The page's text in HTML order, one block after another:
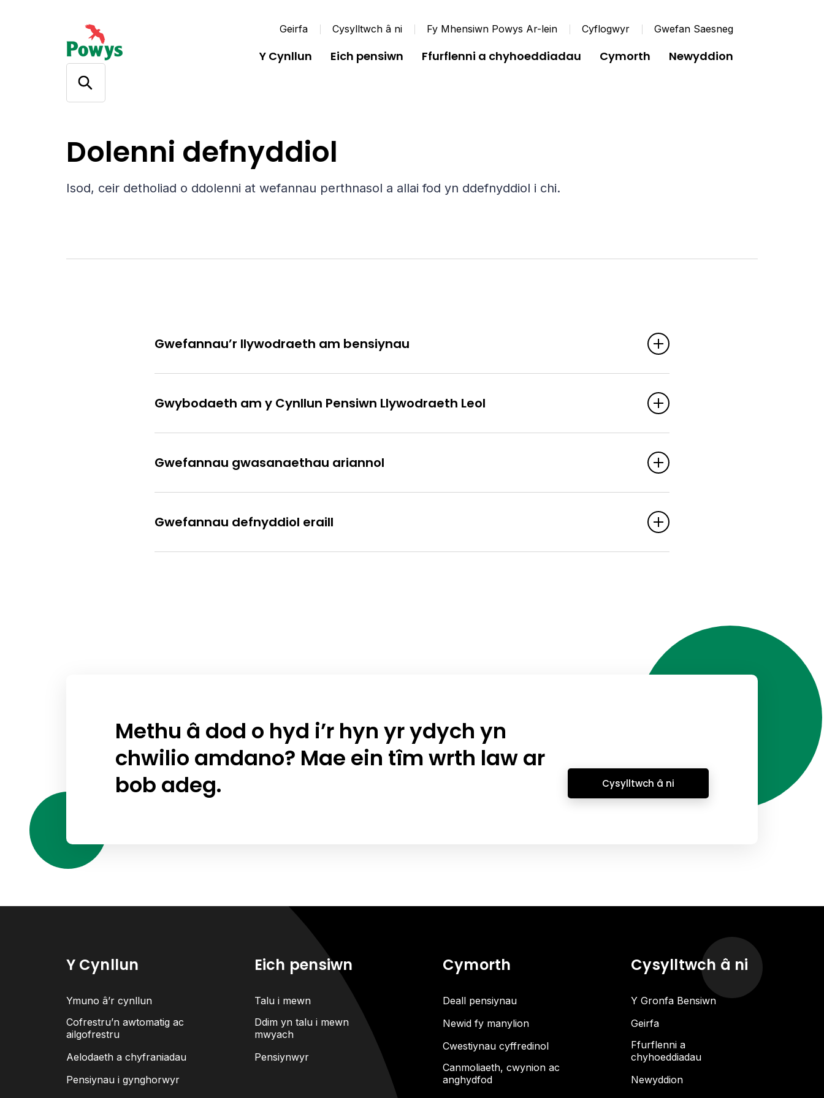
Geirfa Cysylltwch â ni Fy Mhensiwn Powys Ar-lein Cyflogwyr Gwefan Saesneg
Y Cynllun Eich pensiwn Ffurflenni a chyhoeddiadau Cymorth Newyddion
Dolenni defnyddiol
Isod, ceir detholiad o ddolenni at wefannau perthnasol a allai fod yn ddefnyddiol i chi.
Gwefannau’r llywodraeth am bensiynau
Gwybodaeth am y Cynllun Pensiwn Llywodraeth Leol
Gwefannau gwasanaethau ariannol
Gwefannau defnyddiol eraill
Methu â dod o hyd i’r hyn yr ydych yn
chwilio amdano? Mae ein tîm wrth law ar
bob adeg.
Cysylltwch â ni
Y Cynllun
Ymuno â’r cynllun
Cofrestru’n awtomatig ac
ailgofrestru
Aelodaeth a chyfraniadau
Pensiynau i gynghorwyr
Eich pensiwn
Talu i mewn
Ddim yn talu i mewn
mwyach
Pensiynwyr
Cymorth
Deall pensiynau
Newid fy manylion
Cwestiynau cyffredinol
Canmoliaeth, cwynion ac
anghydfod
Cysylltwch â ni
Y Gronfa Bensiwn
Geirfa
Ffurflenni a
chyhoeddiadau
Newyddion